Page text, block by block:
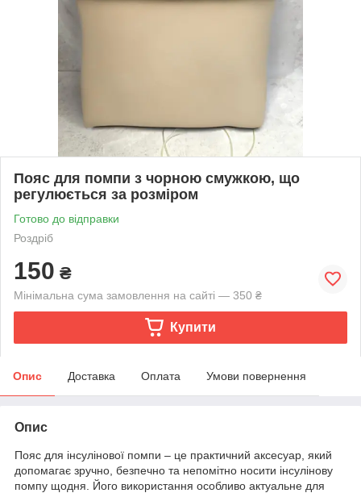
Пояс для помпи з чорною смужкою, що
регулюється за розміром
Готово до відправки
Роздріб
150 ₴
Мінімальна сума замовлення на сайті — 350 ₴
Купити
Опис Доставка Оплата Умови повернення
Опис
Пояс для інсулінової помпи – це практичний аксесуар, який
допомагає зручно, безпечно та непомітно носити інсулінову
помпу щодня. Його використання особливо актуальне для